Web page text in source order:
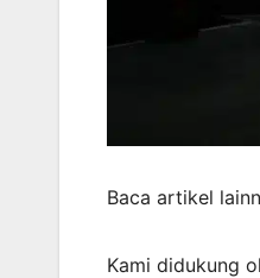
Baca artikel
Kami didukung